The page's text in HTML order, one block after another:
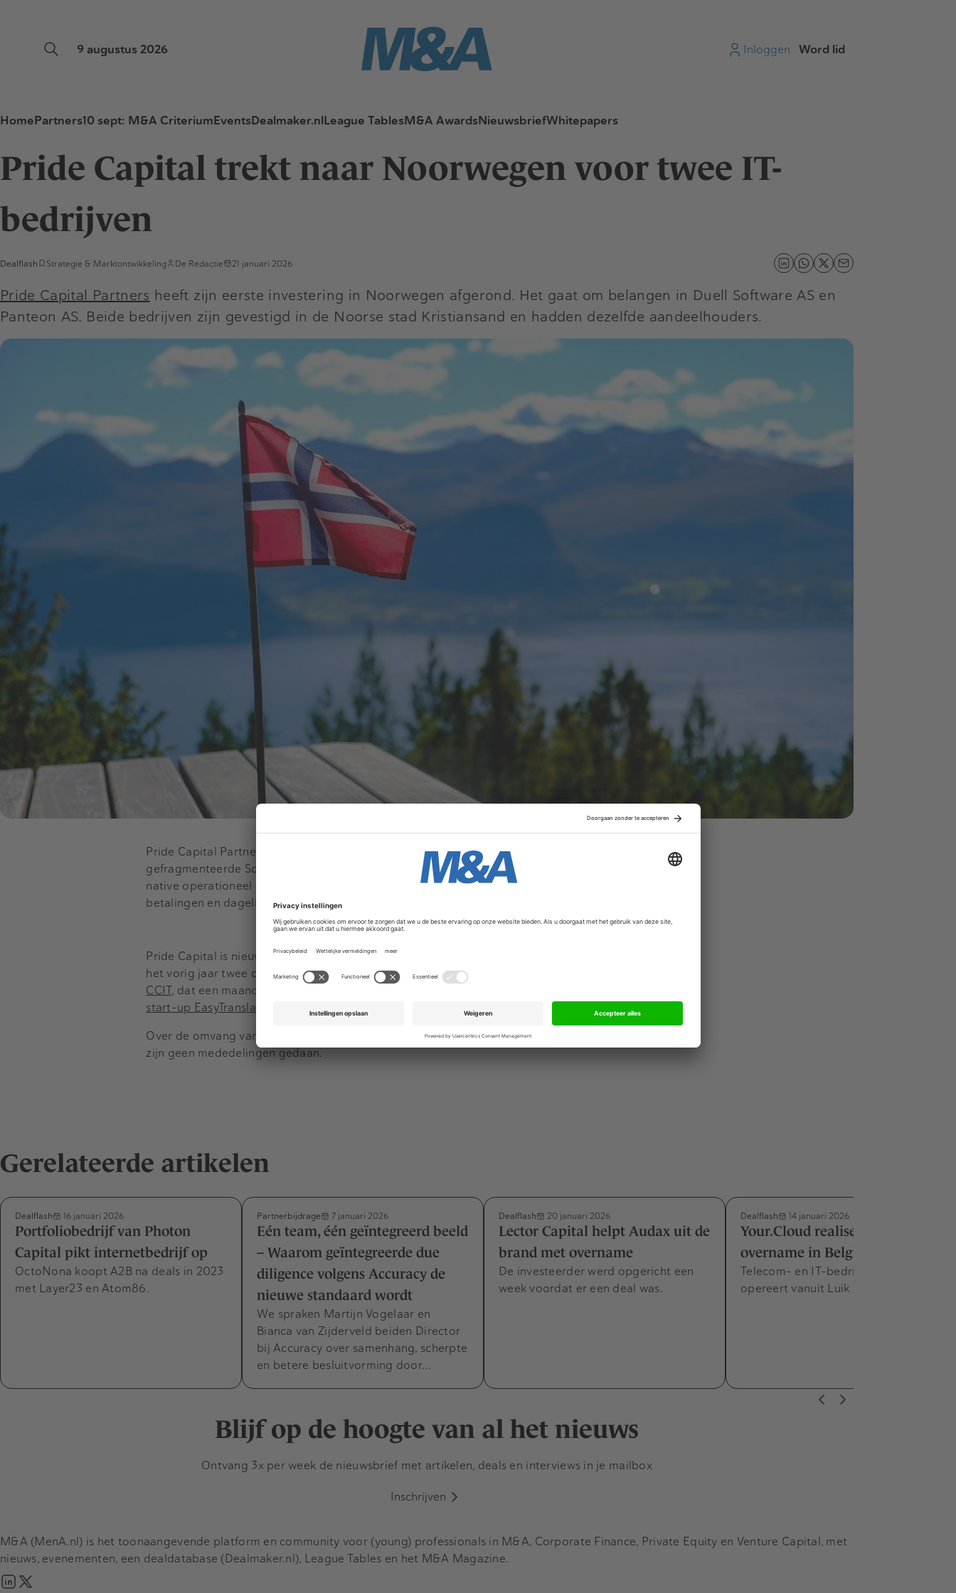
9 augustus 2026 Inloggen Word lid
HomePartners10 sept: M&A CriteriumEventsDealmaker.nlLeague TablesM&A AwardsNieuwsbriefWhitepapers
Pride Capital trekt naar Noorwegen voor twee IT-
bedrijven
Dealflash Strategie & Marktontwikkeling De Redactie 21 januari 2026
Pride Capital Partners heeft zijn eerste investering in Noorwegen afgerond. Het gaat om belangen in Duell Software AS en
Panteon AS. Beide bedrijven zijn gevestigd in de Noorse stad Kristiansand en hadden dezelfde aandeelhouders.
Pride Capital Partners zal beide bedrijven helpen met een buy-and-build-strategie in de
gefragmenteerde Scandinavische POS-markt (Point‑of‑Sale‑software). Duell Software is een cloud-
native operationeel softwareplatform op het gebied van logistiek, voorraadbeheer, boekingen,
betalingen en dagelijkse bedrijfsvoering. Panteon fungeert als de interne ontwikkelingsafdeling.
Pride Capital is nieuw in Noorwegen. De Amsterdamse investeerder is wel actief in Denemarken, waar
het vorig jaar twee overnames realiseerde. In februari nam het een belang
CCIT, dat een maand later een ander
start-up EasyTranslate
Over de omvang van de investeringen door Pride Capital Partners en de financiële details van de deal
zijn geen mededelingen gedaan.
Gerelateerde artikelen
Dealflash 16 januari 2026
Portfoliobedrijf van Photon
Capital pikt internetbedrijf op
OctoNona koopt A2B na deals in 2023
met Layer23 en Atom86.
Partnerbijdrage 7 januari 2026
Eén team, één geïntegreerd beeld
– Waarom geïntegreerde due
diligence volgens Accuracy de
nieuwe standaard wordt
We spraken Martijn Vogelaar en
Bianca van Zijderveld beiden Director
bij Accuracy over samenhang, scherpte
en betere besluitvorming door…
Dealflash 20 januari 2026
Lector Capital helpt Audax uit de
brand met overname
De investeerder werd opgericht een
week voordat er een deal was.
Dealflash 14 januari 2026
Your.Cloud realiseert eerste
overname in België
Telecom- en IT-bedrijf IPSys Solutions
opereert vanuit Luik en Brussel.
Blijf op de hoogte van al het nieuws
Ontvang 3x per week de nieuwsbrief met artikelen, deals en interviews in je mailbox
Inschrijven
M&A (MenA.nl) is het toonaangevende platform en community voor (young) professionals in M&A, Corporate Finance, Private Equity en Venture Capital, met
nieuws, evenementen, een dealdatabase (Dealmaker.nl), League Tables en het M&A Magazine.